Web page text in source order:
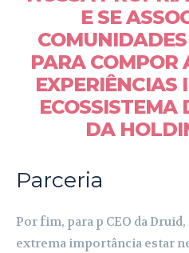
E SE
PARA COMPOR
EXPERIÊNCIAS
ECOSSISTEMA
DA
Parceria
Por fim, para p CEO da
extrema importância estar